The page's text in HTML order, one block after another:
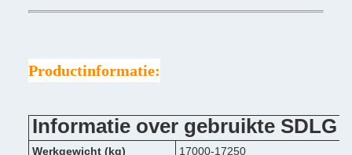
Productinformatie:
Informatie over gebruikte SDLG
Werkgewicht (kg)
17000-17250